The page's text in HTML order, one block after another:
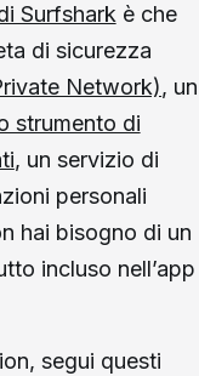
Surfsharkè che
di sicurezza
Network), un
strumento di
, un servizio di
personali
hai bisogno di un
incluso nell’app
segui questi